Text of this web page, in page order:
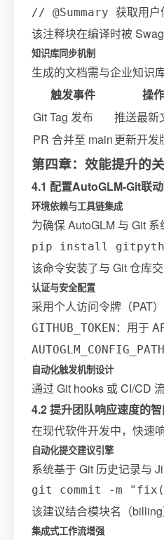
// @Summary 获
该注释块在编译时被
知识库同步机制
生成的文档需与企业知识
触发事件
操作
Git Tag 发布
推送最新
PR 合并至 main更新开发
第四章：效能提升的
4.1 配置AutoGLM-Git联
环境依赖与工具链集成
为确保 AutoGLM 与 Git
pip install
该命令安装了与 Git 仓库
认证与安全配置
采用个人访问令牌（PAT
GITHUB_TOKEN ：用于
AUTOGLM_CONFIG_PATH
自动化触发机制设计
通过 Git hooks 或 CI/CD
4.2 提升团队响应速度的
在现代软件开发中，快速
自动化提交建议引擎
系统基于 Git 历史记录与
git commit -m
该建议结合模块名（
集成式工作流增强